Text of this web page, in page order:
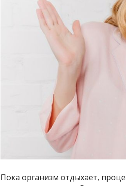
Пока организм отдыхает,